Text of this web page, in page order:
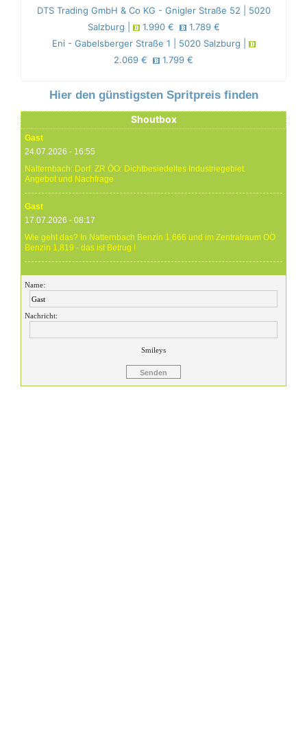
DTS Trading GmbH & Co KG - Gnigler Straße 52 | 5020
Salzburg |
1.990 €
1.789 €
Eni - Gabelsberger Straße 1 | 5020 Salzburg |
2.069 €
1.799 €
Hier den günstigsten Spritpreis finden
Shoutbox
Gast
24.07.2026 - 16:55
Natternbach: Dorf. ZR ÖO: Dichtbesiedeltes Industriegebiet.
Angebot und Nachfrage
Gast
17.07.2026 - 08:17
Wie geht das? In Natternbach Benzin 1,666 und im Zentralraum OÖ
Benzin 1,819 - das ist Betrug !
Gast
17.07.2026 - 07:05
Eure Preise eher Märchenstunde :-) Vorort nix zu sehen !
24.06.26 20.00 Uhr OMV Attnang: Der hier angegebene Dieselpreis
mit 1,699 ist aktuell ein viel höherer....
Name:
Nachricht:
Smileys